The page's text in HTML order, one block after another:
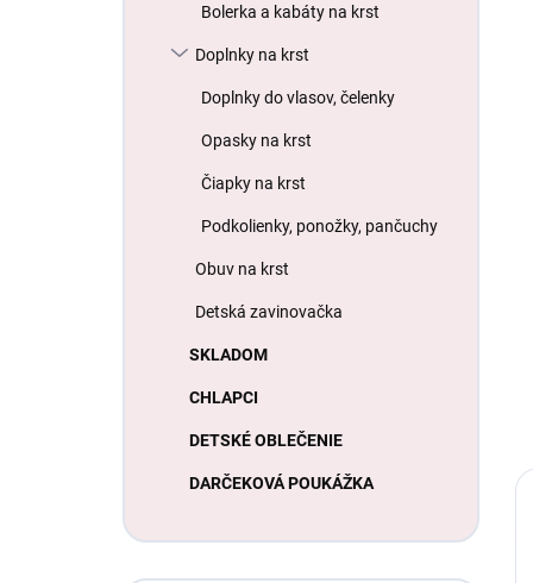
Bolerka a kabáty na krst
Doplnky na krst
Doplnky do vlasov, čelenky
Opasky na krst
Čiapky na krst
Podkolienky, ponožky, pančuchy
Obuv na krst
Detská zavinovačka
SKLADOM
CHLAPCI
DETSKÉ OBLEČENIE
DARČEKOVÁ POUKÁŽKA